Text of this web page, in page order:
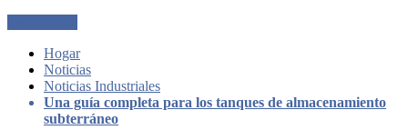
Hogar
Noticias
Noticias Industriales
Una guía completa para los tanques de almacenamiento
subterráneo